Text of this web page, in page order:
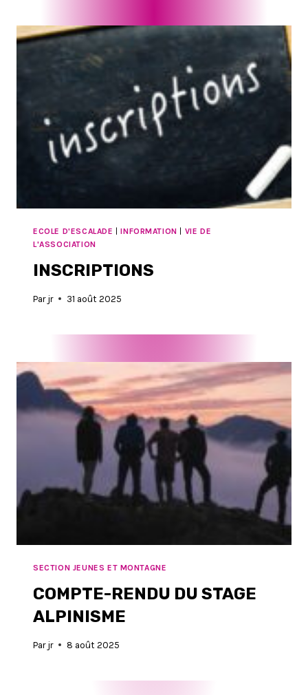
ECOLE D'ESCALADE |INFORMATION
VIE DE
L'ASSOCIATION
INSCRIPTIONS
Par jr 31 août 2025
SECTION JEUNES ET MONTAGNE
COMPTE-RENDU DU STAGE
ALPINISME
Par jr 8 août 2025